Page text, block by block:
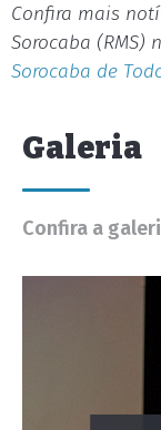
Confira mais
Sorocaba (RMS)
Sorocaba de
Galeria
Confira a